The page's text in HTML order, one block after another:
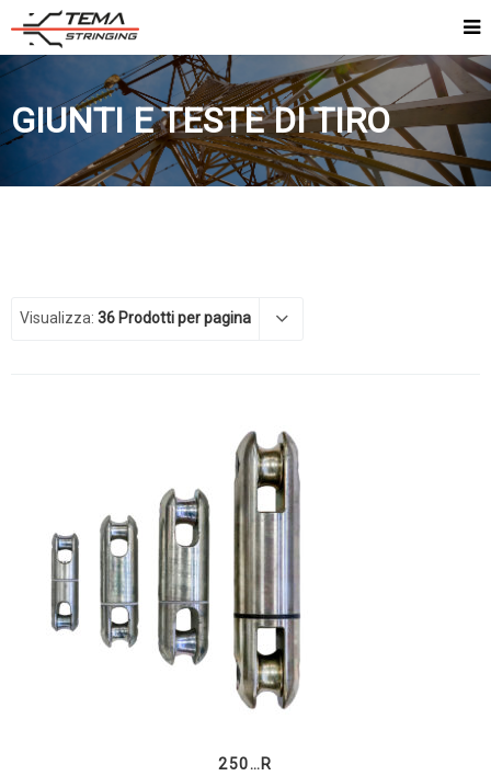
GIUNTI E TESTE DI TIRO
Visualizza: 36 Prodotti per pagina
250…R